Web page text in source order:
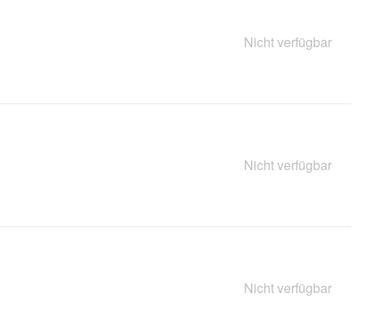
Nicht verfügbar
Nicht verfügbar
Nicht verfügbar